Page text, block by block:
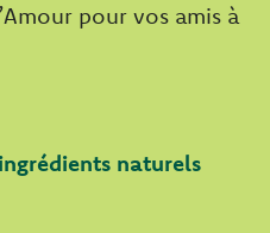
pour vos amis à
naturels